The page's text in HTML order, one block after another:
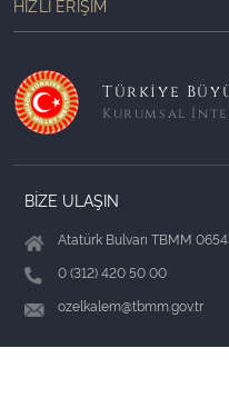
HIZLI ERIŞIM
Türkiye
Kurumsal
BİZE ULAŞIN
Atatürk Bulvarı TBMM
0 (312) 420 50 00
ozelkalem@tbmm.gov.tr